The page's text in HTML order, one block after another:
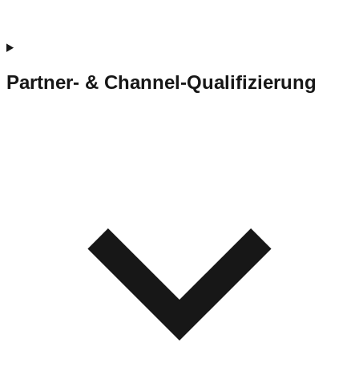
Partner- & Channel-Qualifizierung